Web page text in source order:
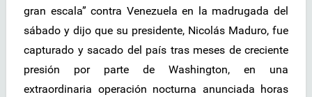
gran escala” contra Venezuela en la madrugada del
sábado y dijo que su presidente, Nicolás Maduro, fue
capturado y sacado del país tras meses de creciente
presión por parte de Washington, en una
extraordinaria operación nocturna anunciada horas